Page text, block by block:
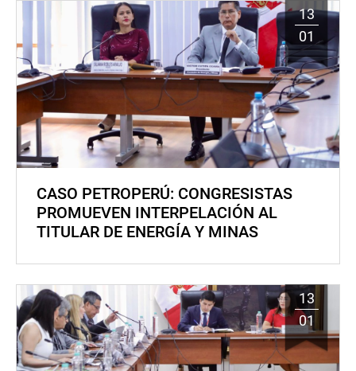
13
01
CASO PETROPERÚ: CONGRESISTAS
PROMUEVEN INTERPELACIÓN AL
TITULAR DE ENERGÍA Y MINAS
13
01